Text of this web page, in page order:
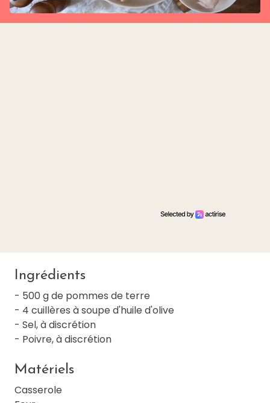
Ingrédients
- 500 g de pommes de terre
- 4 cuillères à soupe d'huile d'olive
- Sel, à discrétion
- Poivre, à discrétion
Matériels
Casserole